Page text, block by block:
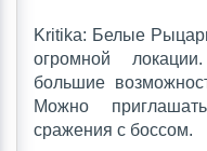
Kritika: Белые
огромной
большие
Можно
сражения с боссом.